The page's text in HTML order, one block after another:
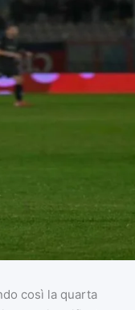
così la quarta